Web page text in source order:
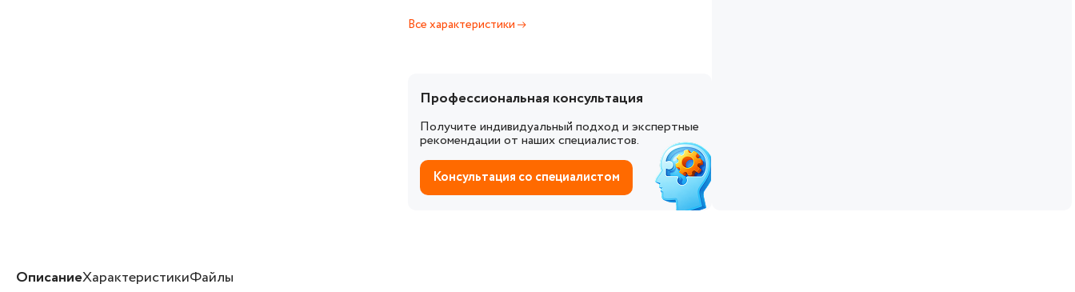
Все характеристики
Профессиональная консультация
Получите индивидуальный подход и экспертные
рекомендации от наших специалистов.
Консультация со специалистом
ОписаниеХарактеристикиФайлы